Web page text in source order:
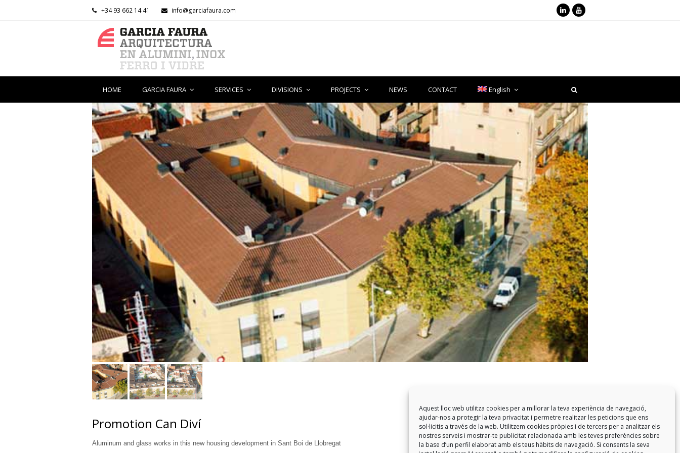
Aquest lloc web utilitza cookies per a millorar la teva experiència de navegació,
ajudar-nos a protegir la teva privacitat i permetre realitzar les peticions que ens
sol·licitis a través de la web. Utilitzem cookies pròpies i de tercers per a analitzar els
nostres serveis i mostrar-te publicitat relacionada amb les teves preferències sobre
la base d’un perfil elaborat amb els teus hàbits de navegació. Si consents la seva
+34 93 662 14 41 info@garciafaura.com LinkedInYoutube
HOME GARCIA FAURA SERVICES DIVISIONS PROJECTS NEWS CONTACT English
Promotion Can Diví
Aluminum and glass works in this new housing development in Sant Boi de Llobregat